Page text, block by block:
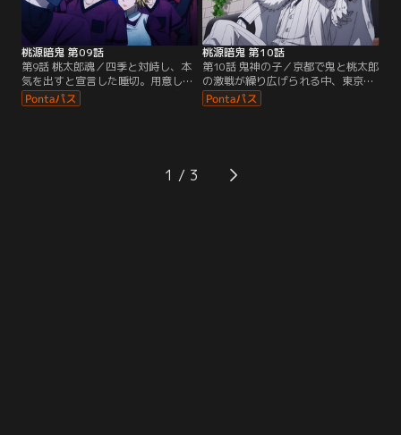
桃源暗鬼 第09話
第9話 桃太郎魂／四季と対峙し、本
気を出すと宣言した唾切。用意して
いた“棺桶”を開くと、中から桃太郎
が現れる。仲間すら人形にするのか
桃源暗鬼 第10話
第10話 鬼神の子／京都で鬼と桃太郎
の激戦が繰り広げられる中、東京の
桃太郎機関本部には五月雨の姿があ
った。21部隊隊長・桃巌深夜の挑発
1